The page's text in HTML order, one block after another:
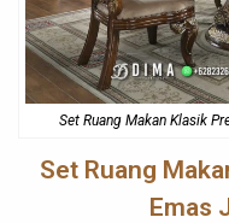
Set Ruang Makan Klasik
Set Ruang
Emas